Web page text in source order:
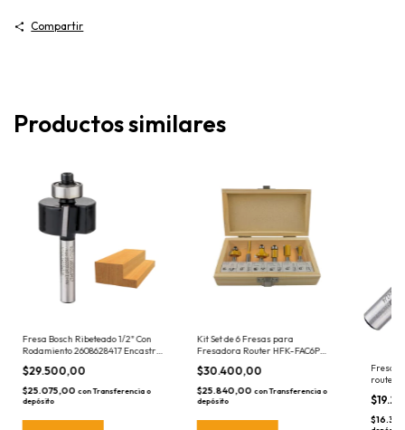
Compartir
Productos similares
Fresa Bosch Ribeteado 1/2" Con
Rodamiento 2608628417 Encastre
$29.500,00
$25.075,00 con Transferencia o
depósito
Kit Set de 6 Fresas para
Fresadora Router HFK-FAC6P
$30.400,00
$25.840,00 con Transferencia o
depósito
Fresa
router